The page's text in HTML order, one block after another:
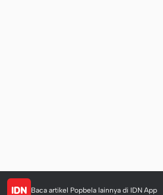
Baca artikel Popbela lainnya di IDN App